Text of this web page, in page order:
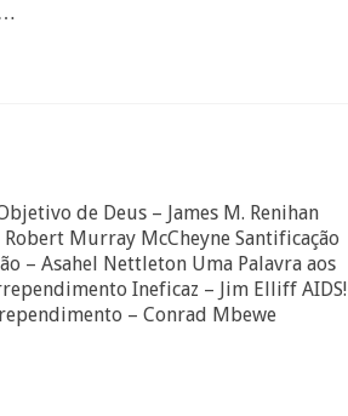
…
de Deus – James M. Renihan
Murray McCheyne Santificação
– Asahel Nettleton Uma Palavra aos
Ineficaz – Jim Elliff AIDS!
– Conrad Mbewe